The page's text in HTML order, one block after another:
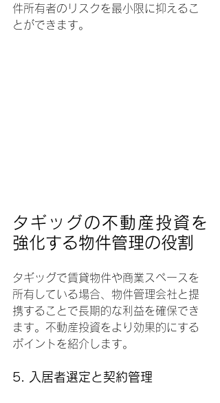
件所有者のリスクを最小限に抑えるこ
とができます。
タギッグの不動産投資を
強化する物件管理の役割
タギッグで賃貸物件や商業スペースを
所有している場合、物件管理会社と提
携することで長期的な利益を確保でき
ます。不動産投資をより効果的にする
ポイントを紹介します。
5. 入居者選定と契約管理